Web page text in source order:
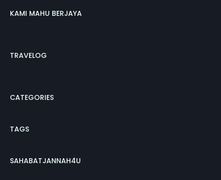
KAMI MAHU BERJAYA
TRAVELOG
CATEGORIES
TAGS
SAHABATJANNAH4U